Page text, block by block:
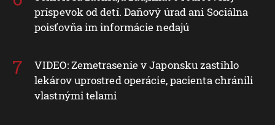
príspevok od detí. Daňový úrad ani Sociálna
poisťovňa im informácie nedajú
VIDEO: Zemetrasenie v Japonsku zastihlo
lekárov uprostred operácie, pacienta chránili
vlastnými telami